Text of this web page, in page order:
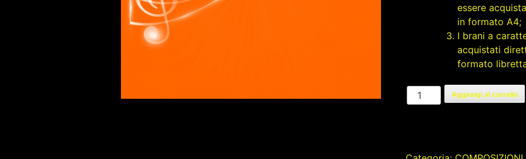
essere
in formato A4;
I brani a
acquistati
formato
IMPRESSIONI
MOMENTANEE
Aggiungi al carrello